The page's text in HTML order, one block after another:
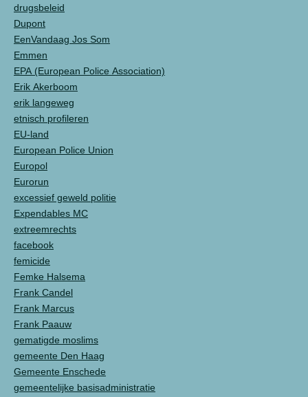
drugsbeleid
Dupont
EenVandaag Jos Som
Emmen
EPA (European Police Association)
Erik Akerboom
erik langeweg
etnisch profileren
EU-land
European Police Union
Europol
Eurorun
excessief geweld politie
Expendables MC
extreemrechts
facebook
femicide
Femke Halsema
Frank Candel
Frank Marcus
Frank Paauw
gematigde moslims
gemeente Den Haag
Gemeente Enschede
gemeentelijke basisadministratie